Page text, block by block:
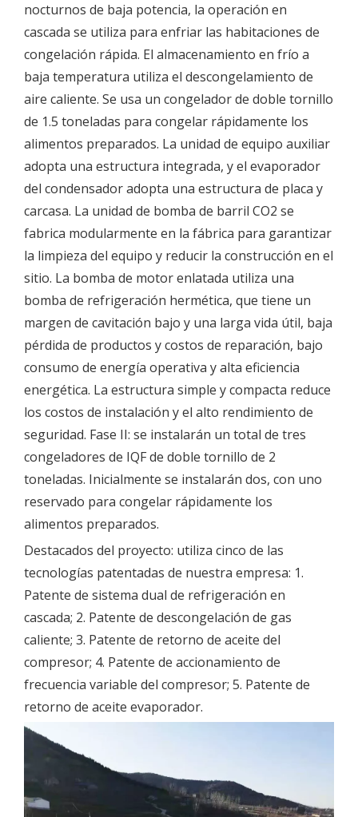
nocturnos de baja potencia, la operación en
cascada se utiliza para enfriar las habitaciones de
congelación rápida. El almacenamiento en frío a
baja temperatura utiliza el descongelamiento de
aire caliente. Se usa un congelador de doble tornillo
de 1.5 toneladas para congelar rápidamente los
alimentos preparados. La unidad de equipo auxiliar
adopta una estructura integrada, y el evaporador
del condensador adopta una estructura de placa y
carcasa. La unidad de bomba de barril CO2 se
fabrica modularmente en la fábrica para garantizar
la limpieza del equipo y reducir la construcción en el
sitio. La bomba de motor enlatada utiliza una
bomba de refrigeración hermética, que tiene un
margen de cavitación bajo y una larga vida útil, baja
pérdida de productos y costos de reparación, bajo
consumo de energía operativa y alta eficiencia
energética. La estructura simple y compacta reduce
los costos de instalación y el alto rendimiento de
seguridad. Fase II: se instalarán un total de tres
congeladores de IQF de doble tornillo de 2
toneladas. Inicialmente se instalarán dos, con uno
reservado para congelar rápidamente los
alimentos preparados.
Destacados del proyecto: utiliza cinco de las
tecnologías patentadas de nuestra empresa: 1.
Patente de sistema dual de refrigeración en
cascada; 2. Patente de descongelación de gas
caliente; 3. Patente de retorno de aceite del
compresor; 4. Patente de accionamiento de
frecuencia variable del compresor; 5. Patente de
retorno de aceite evaporador.